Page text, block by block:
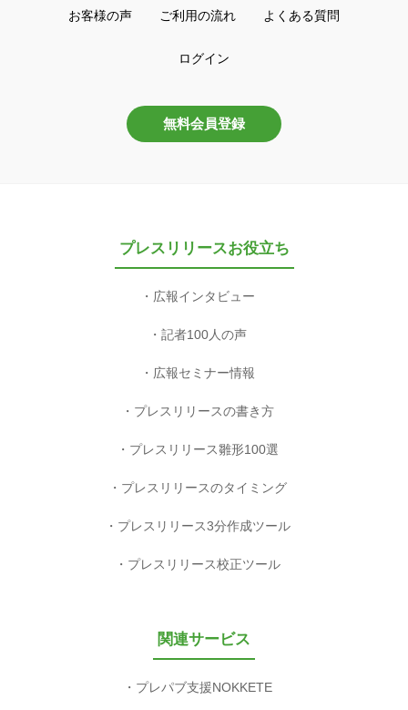
お客様の声 ご利用の流れ よくある質問
ログイン
無料会員登録
プレスリリースお役立ち
広報インタビュー
記者100人の声
広報セミナー情報
プレスリリースの書き方
プレスリリース雛形100選
プレスリリースのタイミング
プレスリリース3分作成ツール
プレスリリース校正ツール
関連サービス
プレパブ支援NOKKETE